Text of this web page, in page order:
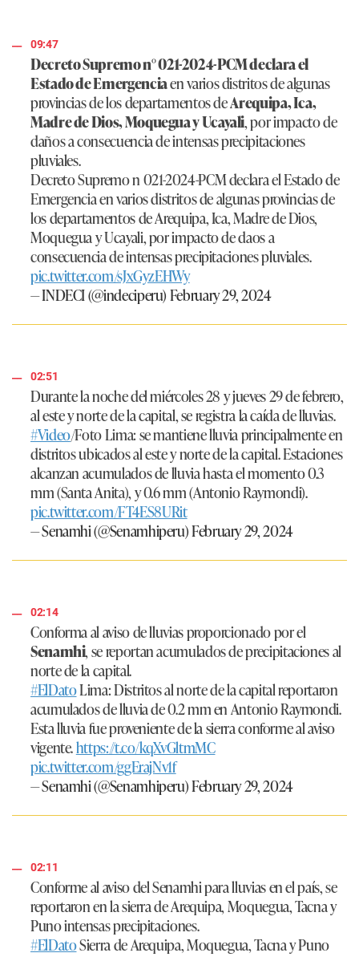
09:47
Decreto Supremo n° 021-2024-PCM declara el
Estado de Emergenciaen varios distritos de algunas
provincias de los departamentos deArequipa, Ica,
Madre de Dios, Moquegua y Ucayali, por impacto de
daños a consecuencia de intensas precipitaciones
pluviales.
Decreto Supremo n 021-2024-PCM declara el Estado de
Emergencia en varios distritos de algunas provincias de
los departamentos de Arequipa, Ica, Madre de Dios,
Moquegua y Ucayali, por impacto de daos a
consecuencia de intensas precipitaciones pluviales.
pic.twitter.com/sJxGyzEHWy
— INDECI (@indeciperu)February 29, 2024
02:51
Durante la noche del miércoles 28 y jueves 29 de febrero,
al este y norte de la capital, se registra la caída de lluvias.
#Video/Foto Lima: se mantiene lluvia principalmente en
distritos ubicados al este y norte de la capital. Estaciones
alcanzan acumulados de lluvia hasta el momento 0.3
mm (Santa Anita), y 0.6 mm (Antonio Raymondi).
pic.twitter.com/FT4ES8URit
— Senamhi (@Senamhiperu)February 29, 2024
02:14
Conforma al aviso de lluvias proporcionado por el
Senamhi, se reportan acumulados de precipitaciones al
norte de la capital.
#ElDatoLima: Distritos al norte de la capital reportaron
acumulados de lluvia de 0.2 mm en Antonio Raymondi.
Esta lluvia fue proveniente de la sierra conforme al aviso
vigente.https://t.co/kqXvGltmMC
pic.twitter.com/ggErajNv1f
— Senamhi (@Senamhiperu)February 29, 2024
02:11
Conforme al aviso del Senamhi para lluvias en el país, se
reportaron en la sierra de Arequipa, Moquegua, Tacna y
Puno intensas precipitaciones.
#ElDatoSierra de Arequipa, Moquegua, Tacna y Puno